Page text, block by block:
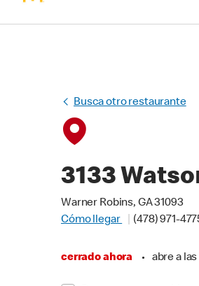
Busca otro restaurante
3133
Warner Robins, GA 31093
Cómo llegar
(478) 971-
cerrado ahora • abre a